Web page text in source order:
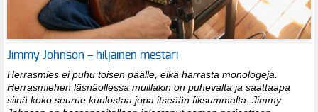
Jimmy Johnson – hiljainen mestari
Herrasmies ei puhu toisen päälle, eikä harrasta monologeja.
Herrasmiehen läsnäollessa muillakin on puhevalta ja saattaapa
siinä koko seurue kuulostaa jopa itseään fiksummalta. Jimmy